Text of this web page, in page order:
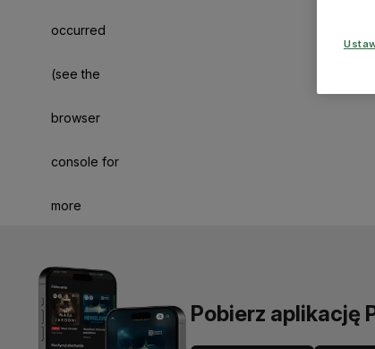
occurred
(see the
browser
console for
more
Pobierz aplikację